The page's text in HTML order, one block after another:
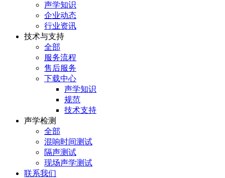
声学知识
企业动态
行业资讯
技术与支持
全部
服务流程
售后服务
下载中心
声学知识
规范
技术支持
声学检测
全部
混响时间测试
隔声测试
现场声学测试
联系我们